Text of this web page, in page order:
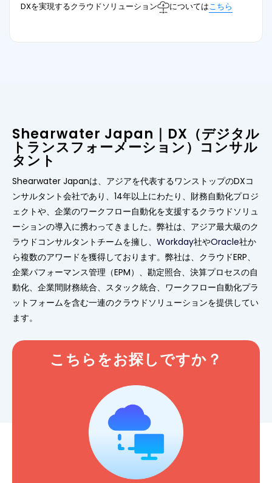
DXを実現するクラウドソリューション についてはこちら
Shearwater Japan｜DX（デジタル
トランスフォーメーション）コンサル
タント
Shearwater Japanは、アジアを代表するワンストップのDXコ
ンサルタント会社であり、14年以上にわたり、財務自動化プロジ
ェクトや、企業のワークフロー自動化を支援するクラウドソリュ
ーションの導入に携わってきました。弊社は、アジア最大級のク
ラウドコンサルタントチームを擁し、 Workday社やOracle社か
ら複数のアワードを獲得しております。弊社は、クラウドERP、
企業パフォーマンス管理（EPM）、勘定照合、決算プロセスの自
動化、企業間財務統合、スタック統合、ワークフロー自動化プラ
ットフォームを含む一連のクラウドソリューションを提供してい
ます。
こちらをお探しですか？